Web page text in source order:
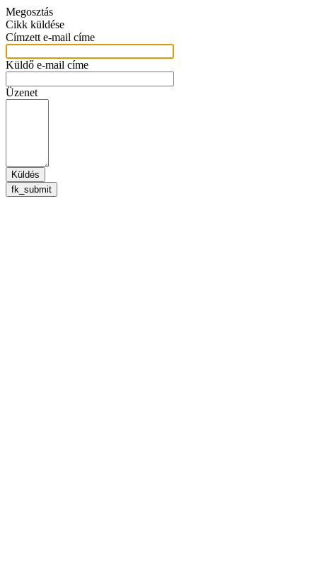
Megosztás
Cikk küldése
Címzett e-mail címe
Küldő e-mail címe
Üzenet